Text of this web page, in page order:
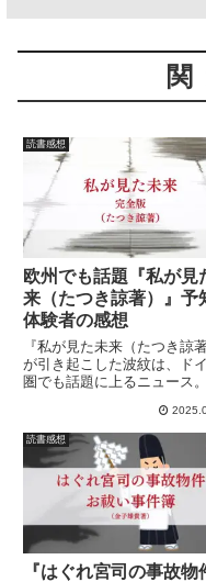
読書感想
欧州でも話題『私が見
来（たつき諒著）』予
体験者の感想
『私が見た未来（たつき諒著
が引き起こした波紋は、ド
圏でも話題に上るニュース
私がまとめた書評です。
読書感想
『はぐれ宮司の事故物